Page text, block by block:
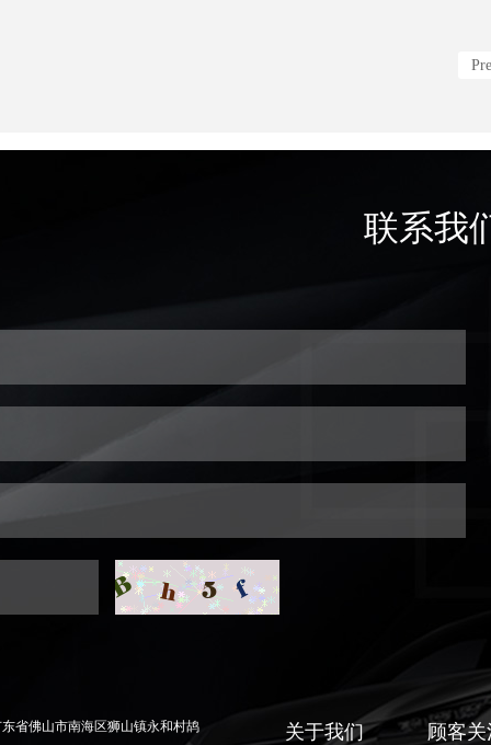
联系我
省佛山市南海区狮山镇永和村鸪
关于我们 顾客关